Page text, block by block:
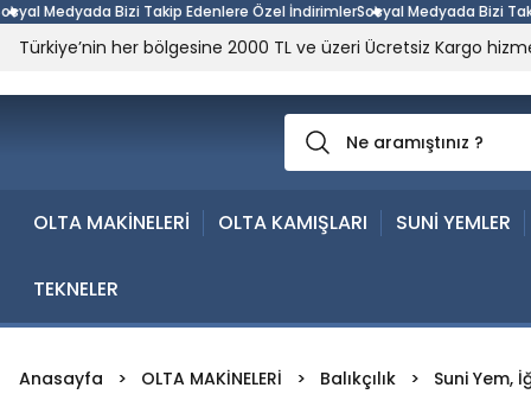
Bizi Takip Edenlere Özel İndirimlerSosyal Medyada Bizi Takip
Türkiye’nin her bölgesine 2000 TL ve üzeri Ücretsiz Kargo
OLTA MAKİNELERİ OLTA KAMIŞLARI SUNİ YEMLER
TEKNELER
Anasayfa OLTA MAKİNELERİ Balıkçılık Suni Yem,